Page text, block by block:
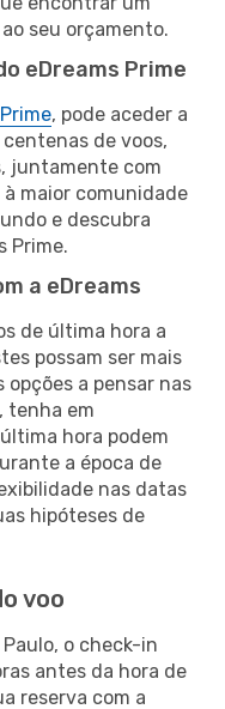
seu orçamento.
eDreams Prime
, pode aceder a
de voos,
juntamente com
maior comunidade
e descubra
Prime.
a eDreams
de última hora a
possam ser mais
a pensar nas
tenha em
hora podem
a época de
nas datas
hipóteses de
voo
o check-in
antes da hora de
reserva com a